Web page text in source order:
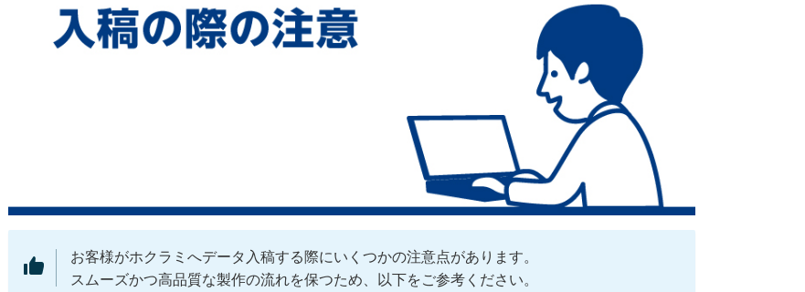
お客様がホクラミへデータ入稿する際にいくつかの注意点があります。
スムーズかつ高品質な製作の流れを保つため、以下をご参考ください。